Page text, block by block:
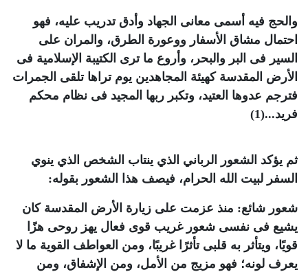
والحج فيه أسمى معانى الجهاد وأدق تدريب عليه، فهو
احتمال مشاق الأسفار ووعورة الطرق، والمران على
السير فى البر والبحر، وأروع ما ترى الكتيبة الإسلامية فى
الأرض المقدسة كهيئة المجاهدين يوم تراها تلقى الجمرات
فترجم عدوها العتيد، وتكبر ربها المجيد فى نظام محكم
فريد...(1)
ثم يؤكد الشعور الرباني الذي ينتاب الشخص الذي ينوي
السفر لبيت الله الحرام، فيصف هذا الشعور بقوله:
شعور شائع: منذ عزمت على زيارة الأرض المقدسة كان
يشيع فى نفسى شعور غريب قوى فعال يهز روحى هزًا
قويًا، ويتأثر به قلبى تأثرًا غريبًا، ومن العواطف القوية ما لا
يعرف لونه؛ فهو مزيج من الأمل، ومن الإشفاق، ومن